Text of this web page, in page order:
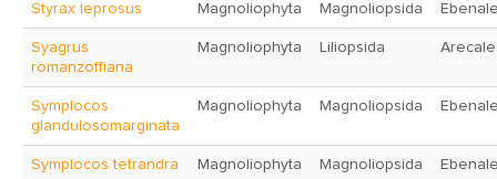
Styrax leprosus Magnoliophyta Magnoliopsida
Syagrus
romanzoffiana
Magnoliophyta Liliopsida
Symplocos
glandulosomarginata
Magnoliophyta Magnoliopsida
Symplocos tetrandra Magnoliophyta Magnoliopsida